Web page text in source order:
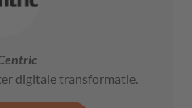
digitale transformatie.